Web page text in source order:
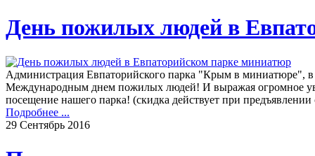
День пожилых людей в
Администрация Евпаторийского парка "Крым в миниатюре", в
Международным днем пожилых людей! И выражая огромное
посещение нашего парка! (скидка действует при
Подробнее ...
29 Сентябрь 2016